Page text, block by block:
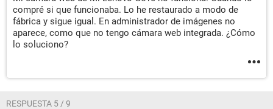
compré si que funcionaba. Lo he restaurado a modo de
fábrica y sigue igual. En administrador de imágenes no
aparece, como que no tengo cámara web integrada. ¿Cómo
lo soluciono?
RESPUESTA 5 / 9